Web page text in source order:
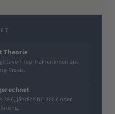
Theorie
von Top-Trainer:innen aus
Praxis.
€, jährlich für 400 € oder